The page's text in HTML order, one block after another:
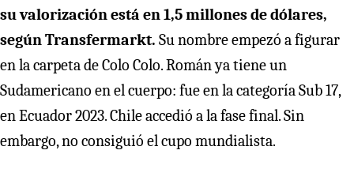
su valorización está en 1,5 millones de dólares,
según Transfermarkt. Su nombre empezó a figurar
en la carpeta de Colo Colo. Román ya tiene un
Sudamericano en el cuerpo: fue en la categoría Sub 17,
en Ecuador 2023. Chile accedió a la fase final. Sin
embargo, no consiguió el cupo mundialista.